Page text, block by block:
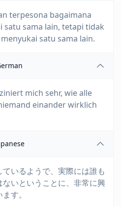
terpesona bagaimana
satu sama lain, tetapi tidak
satu sama lain.
mich sehr, wie alle
einander wirklich
いるようで、実際には誰も
いということに、非常に興
す。